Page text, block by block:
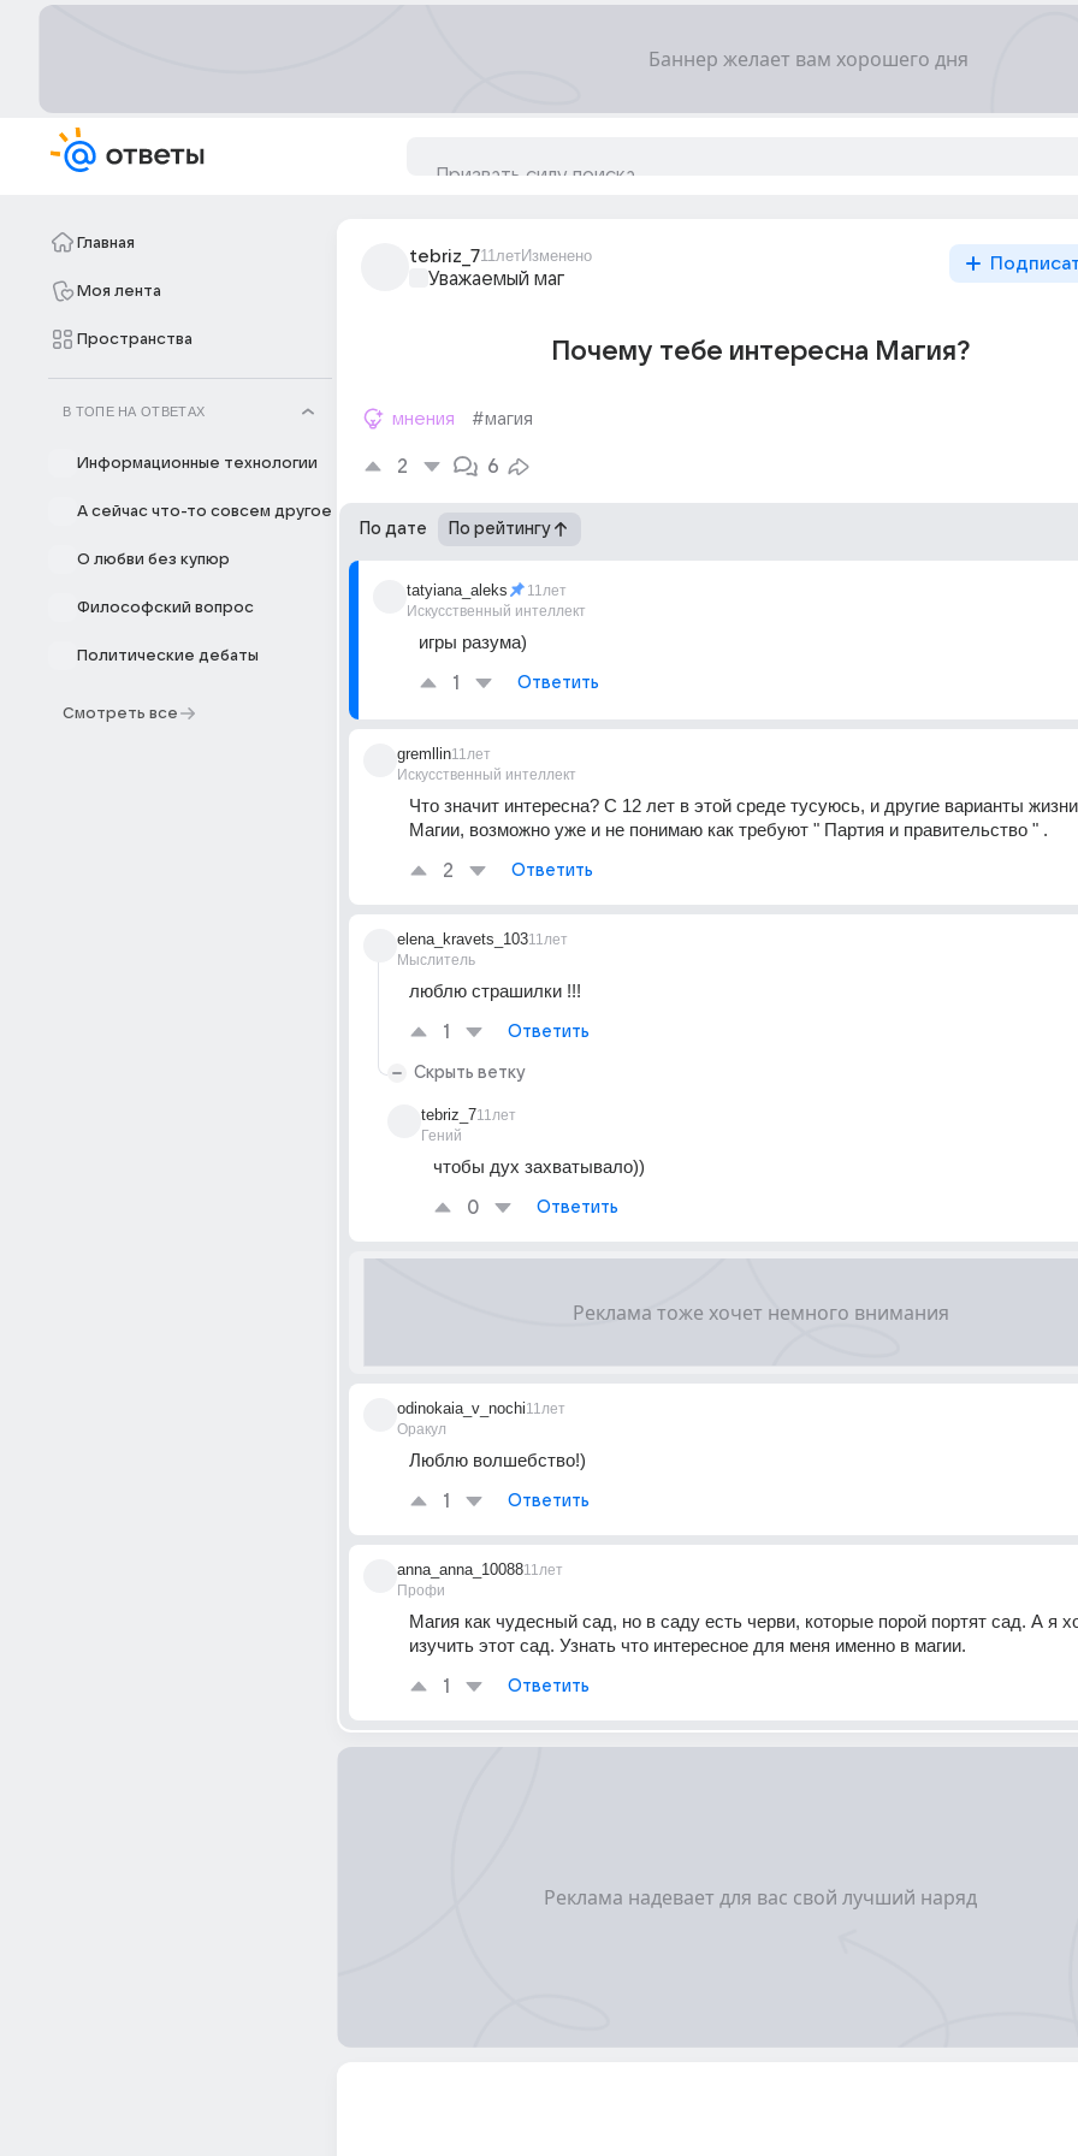
Главная
Моя лента
Пространства
В ТОПЕ НА ОТВЕТАХ
Информационные технологии
А сейчас что-то совсем другое
О любви без купюр
Философский вопрос
Политические дебаты
Смотреть все
tebriz_711летИзменено
Уважаемый маг
Почему тебе интересна Магия?
мнения #магия
2 6
По дате По рейтингу
tatyiana_aleks
Искусственный интеллект
11лет
игры разума)
1 Ответить
gremllin
Искусственный интеллект
11лет
Что значит интересна? С 12 лет в этой среде тусуюсь, и другие варианты
Магии, возможно уже и не понимаю как требуют " Партия и правительство " .
2 Ответить
elena_kravets_103
Мыслитель
11лет
люблю страшилки !!!
1 Ответить
Скрыть ветку
tebriz_7
Гений
11лет
чтобы дух захватывало))
0 Ответить
odinokaia_v_nochi
Оракул
11лет
Люблю волшебство!)
1 Ответить
anna_anna_10088
Профи
11лет
Магия как чудесный сад, но в саду есть черви, которые порой портят сад. А я
изучить этот сад. Узнать что интересное для меня именно в магии.
1 Ответить